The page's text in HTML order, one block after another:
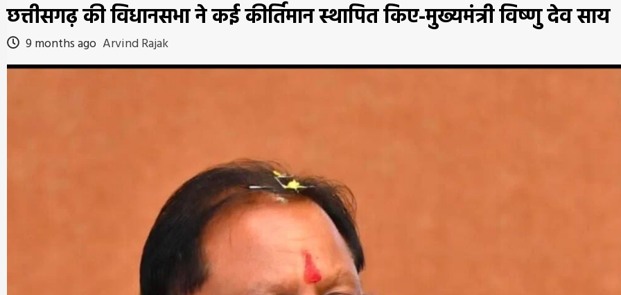
छत्तीसगढ़ की विधानसभा ने कई कीर्तिमान स्थापित किए-मुख्यमंत्री विष्णु देव साय
9 months ago Arvind Rajak